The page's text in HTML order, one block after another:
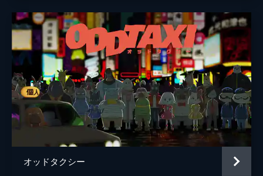
原作 藤本タツキ
音楽 haruka nakamura
アニメーション制作 スタジオドリアン
製作 勝股英夫
瓶子吉久
押山清高
オッドタクシー